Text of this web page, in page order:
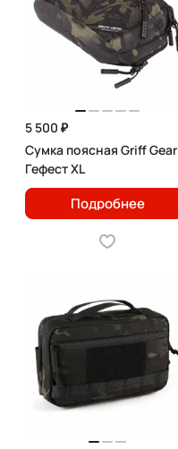
5 500 ₽
Сумка поясная Griff Gear
Гефест XL
Подробнее